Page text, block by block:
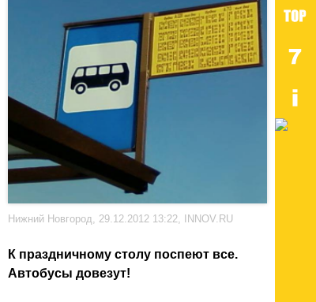
Нижний Новгород, 29.12.2012 13:22, INNOV.RU
К праздничному столу поспеют все.
Автобусы довезут!